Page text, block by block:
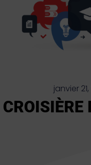
janvier